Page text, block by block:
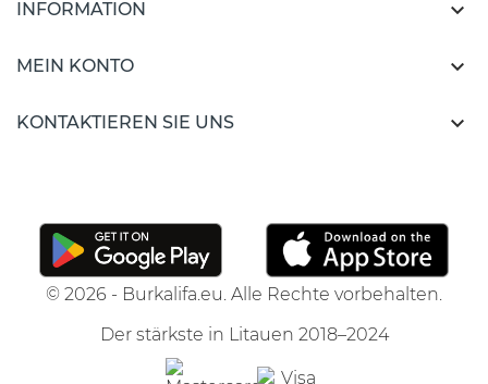
INFORMATION 
MEIN KONTO 
KONTAKTIEREN SIE UNS 
© 2026 - Burkalifa.eu. Alle Rechte vorbehalten.
Der stärkste in Litauen 2018–2024